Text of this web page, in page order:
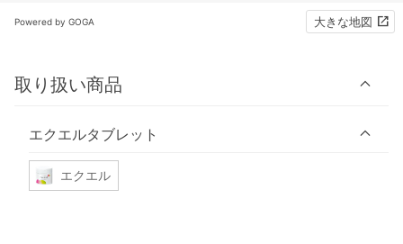
Powered by GOGA 大きな地図
取り扱い商品
エクエルタブレット
エクエル